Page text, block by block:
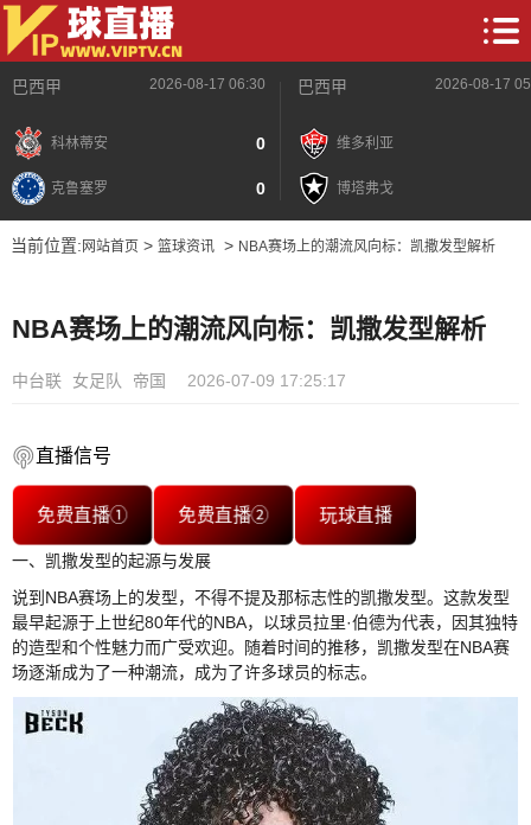
巴西甲 2026-08-17 06:30
科林蒂安 0
克鲁塞罗 0
巴西甲 2026-08-17
维多利亚
博塔弗戈
当前位置: 网站首页> 篮球资讯> NBA赛场上的潮流风向标：凯撒发型解析
NBA赛场上的潮流风向标：凯撒发型解析
中台联 女足队 帝国 2026-07-09 17:25:17
直播信号
免费直播① 免费直播② 玩球直播
一、凯撒发型的起源与发展
说到NBA赛场上的发型，不得不提及那标志性的凯撒发型。这款发型
最早起源于上世纪80年代的NBA，以球员拉里·伯德为代表，因其独特
的造型和个性魅力而广受欢迎。随着时间的推移，凯撒发型在NBA赛
场逐渐成为了一种潮流，成为了许多球员的标志。